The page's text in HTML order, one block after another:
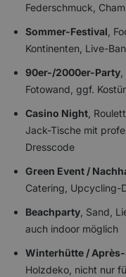
Federschmuck,
Sommer-Festival ,
Kontinenten, Live-
90er-/2000er-Party
Fotowand, ggf.
Casino Night ,
Jack-Tische mit
Dresscode
Green Event /
Catering, Upcycling-
Beachparty , Sand,
auch indoor möglich
Winterhütte /
Holzdeko, nicht nur